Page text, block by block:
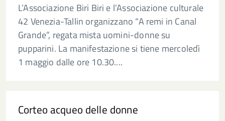
L’Associazione Biri Biri e l’Associazione culturale
42 Venezia-Tallin organizzano “A remi in Canal
Grande”, regata mista uomini-donne su
pupparini. La manifestazione si tiene mercoledì
1 maggio dalle ore 10.30....
Corteo acqueo delle donne